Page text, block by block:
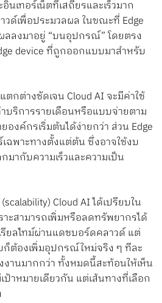
เทอร์เน็ตที่เสถียรและเร็วมาก
ด์เพื่อประมวลผล ในขณะที่ Edge
ลลงมาอยู่ “บนอุปกรณ์” โดยตรง
device ที่ถูกออกแบบมาสำหรับ
กต่างชัดเจน Cloud AI จะมีค่าใช้
บริการรายเดือนหรือแบบจ่ายตาม
องค์กรเริ่มต้นได้ง่ายกว่า ส่วน Edge
ฉพาะทางตั้งแต่ต้น ซึ่งอาจใช้งบ
ากับความเร็วและความเป็น
Cloud AI ได้เปรียบใน
าะสามารถเพิ่มหรือลดทรัพยากรได้
ยลไทม์ผ่านแดชบอร์ดคลาวด์ แต่
ก็ต้องเพิ่มอุปกรณ์ใหม่จริง ๆ ทีละ
งานมากกว่า ทั้งหมดนี้สะท้อนให้เห็น
ป้าหมายเดียวกัน แต่เส้นทางที่เลือก